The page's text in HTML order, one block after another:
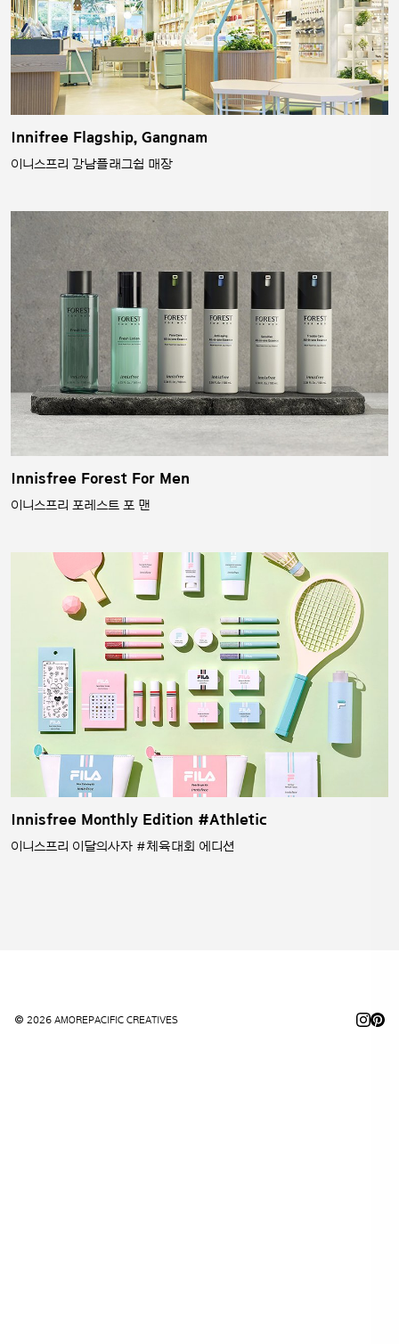
Innifree Flagship, Gangnam
이니스프리 강남플래그쉽 매장
Innisfree Forest For Men
이니스프리 포레스트 포 맨
Innisfree Monthly Edition #Athletic
이니스프리 이달의사자 #체육대회 에디션
© 2026 AMOREPACIFIC CREATIVES